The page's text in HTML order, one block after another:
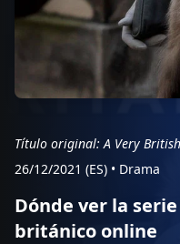
Título original: A Very
26/12/2021 (ES) • Drama
Dónde ver la
británico online